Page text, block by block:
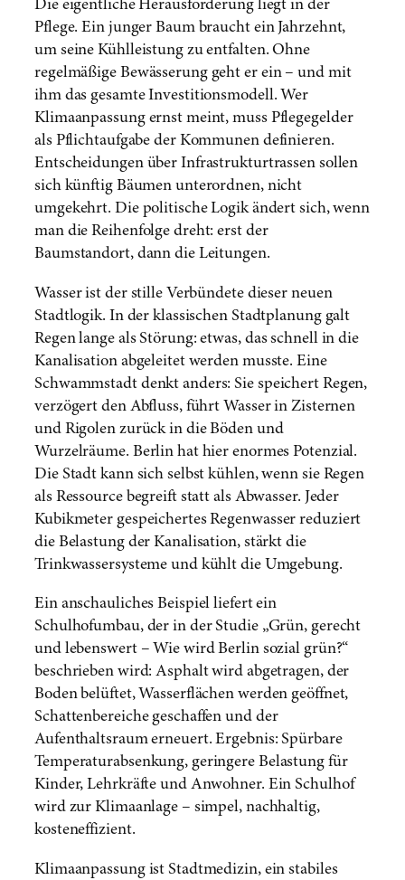
Die eigentliche Herausforderung liegt in der
Pflege. Ein junger Baum braucht ein Jahrzehnt,
um seine Kühlleistung zu entfalten. Ohne
regelmäßige Bewässerung geht er ein – und mit
ihm das gesamte Investitionsmodell. Wer
Klimaanpassung ernst meint, muss Pflegegelder
als Pflichtaufgabe der Kommunen definieren.
Entscheidungen über Infrastrukturtrassen sollen
sich künftig Bäumen unterordnen, nicht
umgekehrt. Die politische Logik ändert sich, wenn
man die Reihenfolge dreht: erst der
Baumstandort, dann die Leitungen.
Wasser ist der stille Verbündete dieser neuen
Stadtlogik. In der klassischen Stadtplanung galt
Regen lange als Störung: etwas, das schnell in die
Kanalisation abgeleitet werden musste. Eine
Schwammstadt denkt anders: Sie speichert Regen,
verzögert den Abfluss, führt Wasser in Zisternen
und Rigolen zurück in die Böden und
Wurzelräume. Berlin hat hier enormes Potenzial.
Die Stadt kann sich selbst kühlen, wenn sie Regen
als Ressource begreift statt als Abwasser. Jeder
Kubikmeter gespeichertes Regenwasser reduziert
die Belastung der Kanalisation, stärkt die
Trinkwassersysteme und kühlt die Umgebung.
Ein anschauliches Beispiel liefert ein
Schulhofumbau, der in der Studie „Grün, gerecht
und lebenswert – Wie wird Berlin sozial grün?“
beschrieben wird: Asphalt wird abgetragen, der
Boden belüftet, Wasserflächen werden geöffnet,
Schattenbereiche geschaffen und der
Aufenthaltsraum erneuert. Ergebnis: Spürbare
Temperaturabsenkung, geringere Belastung für
Kinder, Lehrkräfte und Anwohner. Ein Schulhof
wird zur Klimaanlage – simpel, nachhaltig,
kosteneffizient.
Klimaanpassung ist Stadtmedizin, ein stabiles